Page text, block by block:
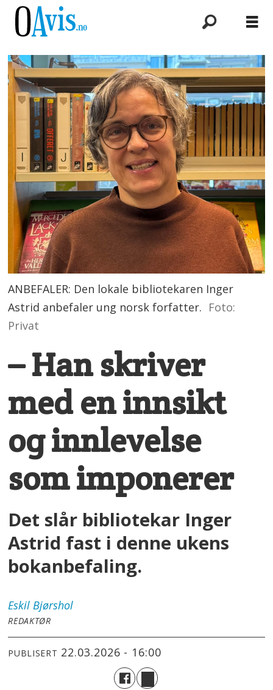
ANBEFALER: Den lokale bibliotekaren Inger
Astrid anbefaler ung norsk forfatter. Foto:
Privat
– Han skriver
med en innsikt
og innlevelse
som imponerer
Det slår bibliotekar Inger
Astrid fast i denne ukens
bokanbefaling.
Eskil Bjørshol
REDAKTØR
PUBLISERT 22.03.2026 - 16:00